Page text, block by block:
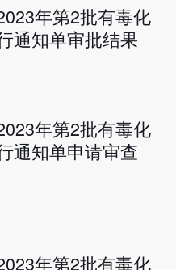
年第2批有毒化
通知单审批结果
年第2批有毒化
通知单申请审查
年第2批有毒化